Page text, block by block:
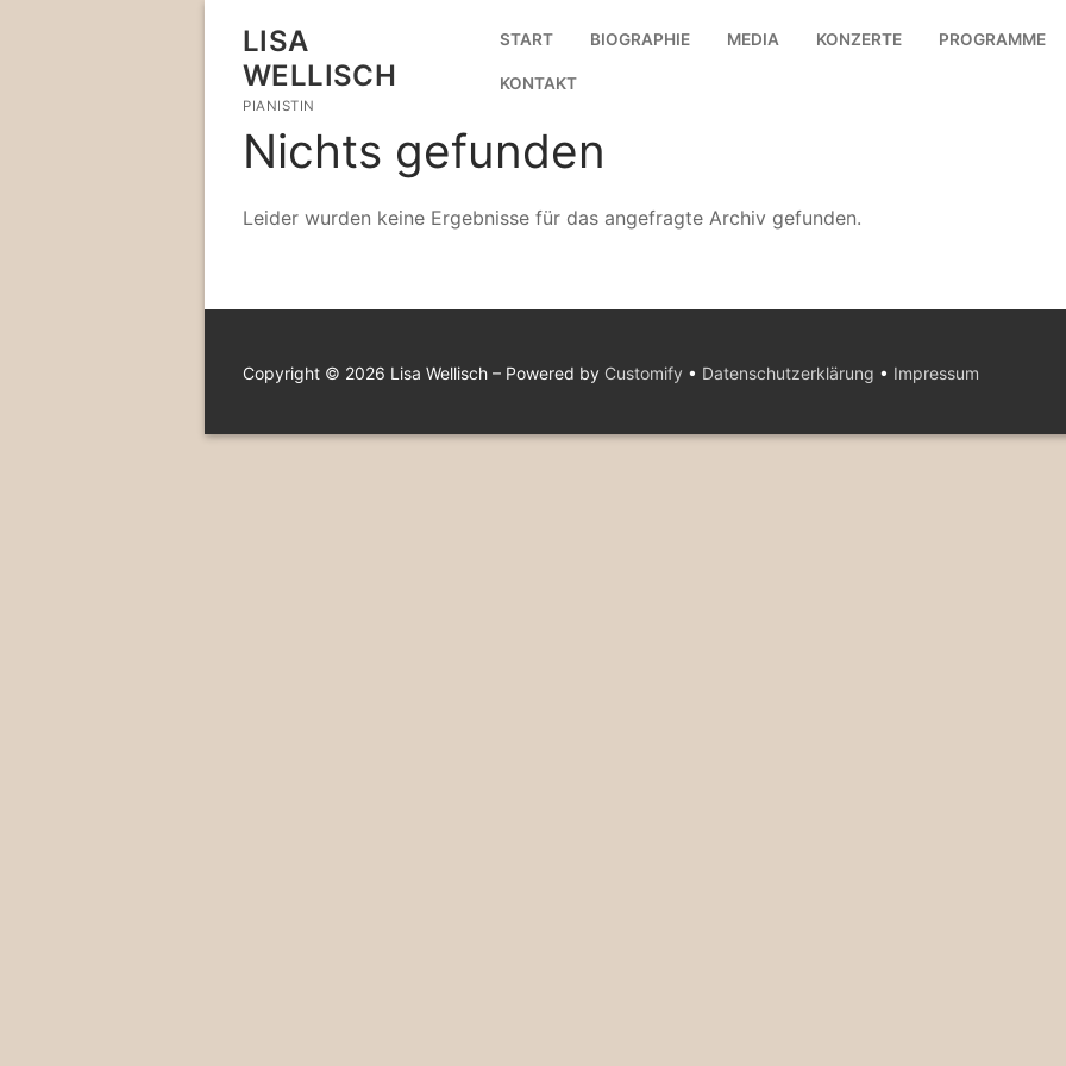
Inhalt
springen
LISA
WELLISCH
PIANISTIN
START BIOGRAPHIE MEDIA KONZERTE PROGRAMME
KONTAKT
Nichts gefunden
Leider wurden keine Ergebnisse für das angefragte Archiv gefunden.
Copyright © 2026 Lisa Wellisch – Powered by Customify • Datenschutzerklärung • Impressum